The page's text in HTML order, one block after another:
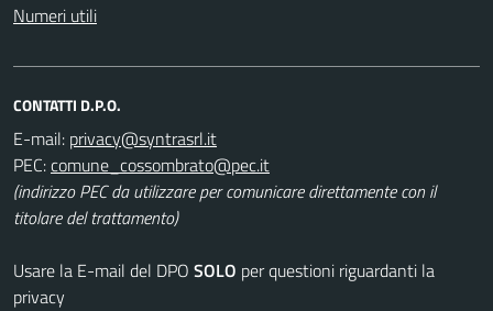
Numeri utili
CONTATTI D.P.O.
E-mail:
PEC:
(indirizzo PEC da utilizzare per comunicare direttamente con il
titolare del trattamento)
Usare la E-mail del DPO SOLO per questioni riguardanti la
privacy